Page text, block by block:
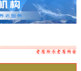
1120家。亚洲保健食
首届举办时间
年举办一次，为参展
交流和合作的平台，以
亚-拉各斯世博中心，
团，举办周期：一年
及参展品牌达到180
Lagos是西非地